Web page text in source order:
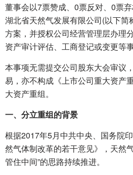
董事会以7票赞成、0票反对、0票
湖北省天然气发展有限公司(以下简
方案，并授权公司经营管理层办理
资产审计评估、工商登记或变更等事
本事项无需提交公司股东大会审议
易，亦不构成《上市公司重大资产
大资产重组。
一、分立重组的背景
根据2017年5月中共中央、国务院
然气体制改革的若干意见》，天然
管住中间”的思路持续推进。